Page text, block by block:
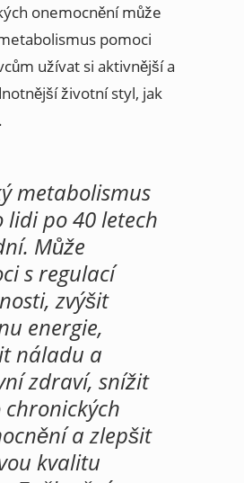
onemocnění může
pomoci
užívat si aktivnější a
životní styl, jak
metabolismus
lidi po 40 letech
Může
s regulací
zvýšit
energie,
náladu a
zdraví, snížit
a zlepšit
kvalitu